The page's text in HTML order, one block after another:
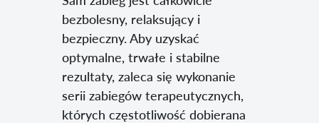
bezbolesny, relaksujący i
bezpieczny. Aby uzyskać
optymalne, trwałe i stabilne
rezultaty, zaleca się wykonanie
serii zabiegów terapeutycznych,
których częstotliwość dobierana